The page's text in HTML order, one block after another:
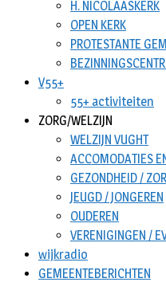
H. NICOLAASKERK
OPEN KERK
PROTESTANTE
V55+
55+ activiteiten
ZORG/WELZIJN
WELZIJN VUGHT
ACCOMODATIES
GEZONDHEID /
JEUGD / JONGEREN
OUDEREN
VERENIGINGEN /
wijkradio
GEMEENTEBERICHTEN